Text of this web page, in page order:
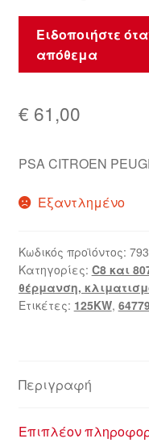
Ειδοποιήστε
απόθεμα
€ 61,00
PSA CITROEN
Εξαντλημένο
Κωδικός προϊόντος:
Κατηγορίες: C8 και
θέρμανση,
Ετικέτες: 125KW,
Περιγραφή
Επιπλέον